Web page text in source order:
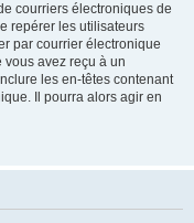
courriers électroniques de
repérer les utilisateurs
par courrier électronique
avez reçu à un
les en-têtes contenant
Il pourra alors agir en